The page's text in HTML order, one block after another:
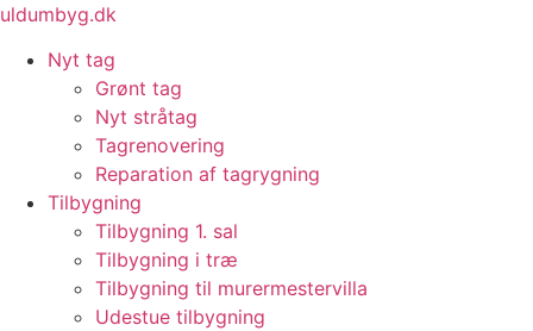
Videre
indhold
uldumbyg.dk
Nyt tag
Grønt tag
Nyt stråtag
Tagrenovering
Reparation af tagrygning
Tilbygning
Tilbygning 1. sal
Tilbygning i træ
Tilbygning til murermestervilla
Udestue tilbygning